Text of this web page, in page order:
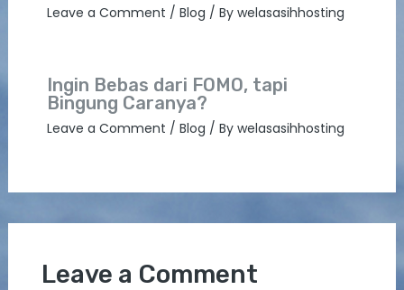
Leave a Comment / Blog / By welasasihhosting
Ingin Bebas dari FOMO, tapi
Bingung Caranya?
Leave a Comment / Blog / By welasasihhosting
Leave a Comment